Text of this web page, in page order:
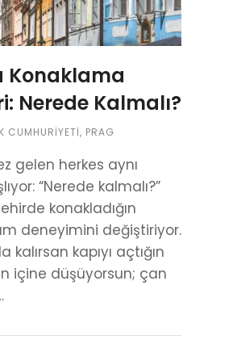
Konaklama
Nerede Kalmalı?
CUMHURIYETI, PRAG
gelen herkes aynı
“Nerede kalmalı?”
konakladığın
deneyimini değiştiriyor.
kalırsan kapıyı açtığın
içine düşüyorsun; çan